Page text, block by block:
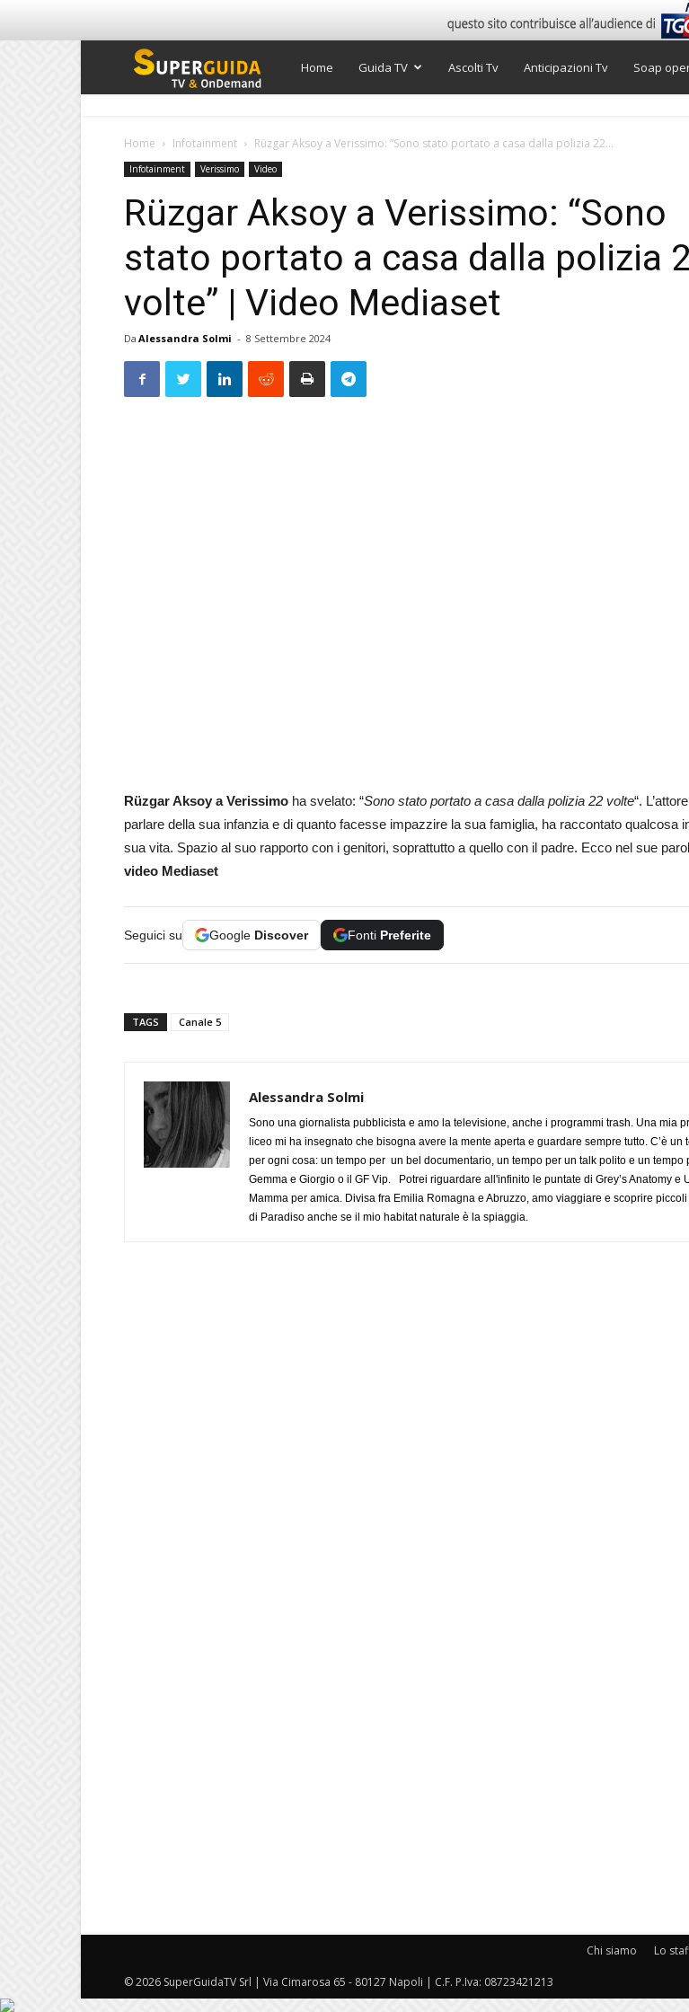
Super
Home Guida TV Ascolti Tv Anticipazioni Tv Soap
Home Infotainment Rüzgar Aksoy a Verissimo: “Sono stato portato a casa dalla polizia 22...
Infotainment Verissimo Video
Rüzgar Aksoy a Verissimo: “Sono
stato portato a casa dalla polizia
volte” | Video Mediaset
Da Alessandra Solmi - 8 Settembre 2024
Rüzgar Aksoy a Verissimo ha svelato: “Sono stato portato a casa dalla polizia 22 volte“.
parlare della sua infanzia e di quanto facesse impazzire la sua famiglia, ha raccontato qualcosa
sua vita. Spazio al suo rapporto con i genitori, soprattutto a quello con il padre. Ecco nel sue
video Mediaset
Seguici su Google Discover Fonti Preferite
TAGS Canale 5
Alessandra Solmi
Sono una giornalista pubblicista e amo la televisione, anche i programmi trash. Una mia
liceo mi ha insegnato che bisogna avere la mente aperta e guardare sempre tutto. C’è un
per ogni cosa: un tempo per un bel documentario, un tempo per un talk polito e un tempo
Gemma e Giorgio o il GF Vip. Potrei riguardare all'infinito le puntate di Grey’s Anatomy e
Mamma per amica. Divisa fra Emilia Romagna e Abruzzo, amo viaggiare e scoprire
di Paradiso anche se il mio habitat naturale è la spiaggia.
Chi siamo Lo
© 2026 SuperGuidaTV Srl | Via Cimarosa 65 - 80127 Napoli | C.F. P.Iva: 08723421213